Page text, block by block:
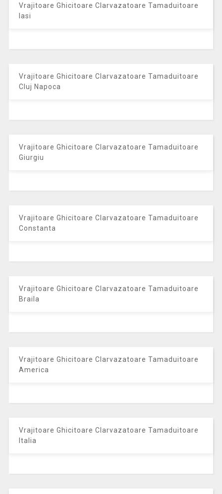
Vrajitoare Ghicitoare Clarvazatoare Tamaduitoare
Iasi
Vrajitoare Ghicitoare Clarvazatoare Tamaduitoare
Cluj Napoca
Vrajitoare Ghicitoare Clarvazatoare Tamaduitoare
Giurgiu
Vrajitoare Ghicitoare Clarvazatoare Tamaduitoare
Constanta
Vrajitoare Ghicitoare Clarvazatoare Tamaduitoare
Braila
Vrajitoare Ghicitoare Clarvazatoare Tamaduitoare
America
Vrajitoare Ghicitoare Clarvazatoare Tamaduitoare
Italia